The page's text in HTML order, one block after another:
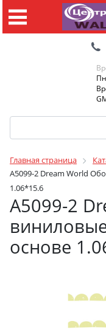
Главная страница
A5099-2 Dream World
1.06*15.6
A5099-2
основе